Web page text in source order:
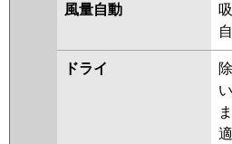
風量自動
ドライ